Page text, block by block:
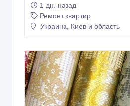
1 дн. назад
Ремонт квартир
Украина, Киев и область